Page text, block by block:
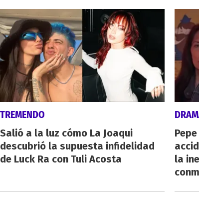
TREMENDO
Salió a la luz cómo La Joaqui
descubrió la supuesta infidelidad
de Luck Ra con Tuli Acosta
la